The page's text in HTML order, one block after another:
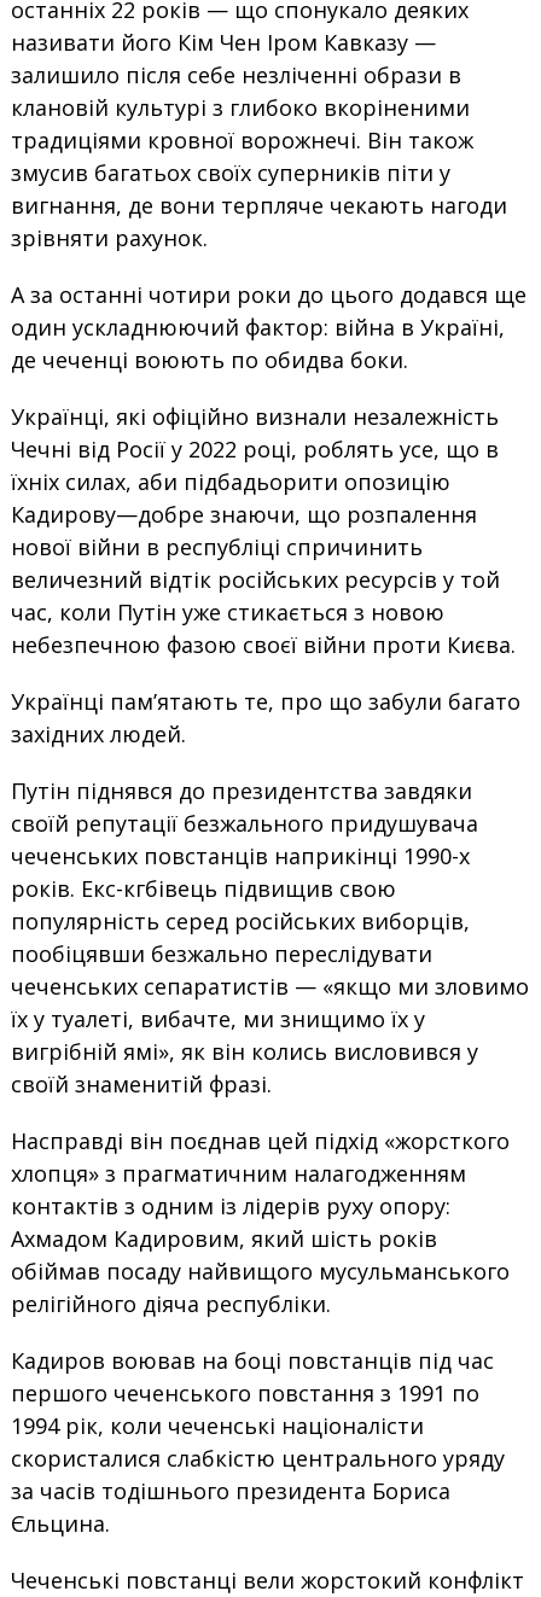
останніх 22 років — що спонукало деяких
називати його Кім Чен Іром Кавказу —
залишило після себе незліченні образи в
клановій культурі з глибоко вкоріненими
традиціями кровної ворожнечі. Він також
змусив багатьох своїх суперників піти у
вигнання, де вони терпляче чекають нагоди
зрівняти рахунок.
А за останні чотири роки до цього додався ще
один ускладнюючий фактор: війна в Україні,
де чеченці воюють по обидва боки.
Українці, які офіційно визнали незалежність
Чечні від Росії у 2022 році, роблять усе, що в
їхніх силах, аби підбадьорити опозицію
Кадирову—добре знаючи, що розпалення
нової війни в республіці спричинить
величезний відтік російських ресурсів у той
час, коли Путін уже стикається з новою
небезпечною фазою своєї війни проти Києва.
Українці пам’ятають те, про що забули багато
західних людей.
Путін піднявся до президентства завдяки
своїй репутації безжального придушувача
чеченських повстанців наприкінці 1990-х
років. Екс-кгбівець підвищив свою
популярність серед російських виборців,
пообіцявши безжально переслідувати
чеченських сепаратистів — «якщо ми зловимо
їх у туалеті, вибачте, ми знищимо їх у
вигрібній ямі», як він колись висловився у
своїй знаменитій фразі.
Насправді він поєднав цей підхід «жорсткого
хлопця» з прагматичним налагодженням
контактів з одним із лідерів руху опору:
Ахмадом Кадировим, який шість років
обіймав посаду найвищого мусульманського
релігійного діяча республіки.
Кадиров воював на боці повстанців під час
першого чеченського повстання з 1991 по
1994 рік, коли чеченські націоналісти
скористалися слабкістю центрального уряду
за часів тодішнього президента Бориса
Єльцина.
Чеченські повстанці вели жорстокий конфлікт